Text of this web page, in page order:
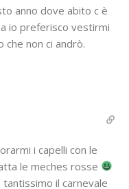
anno dove abito c è
io preferisco vestirmi
che non ci andrò.
i capelli con le
le meches rosse
il carnevale